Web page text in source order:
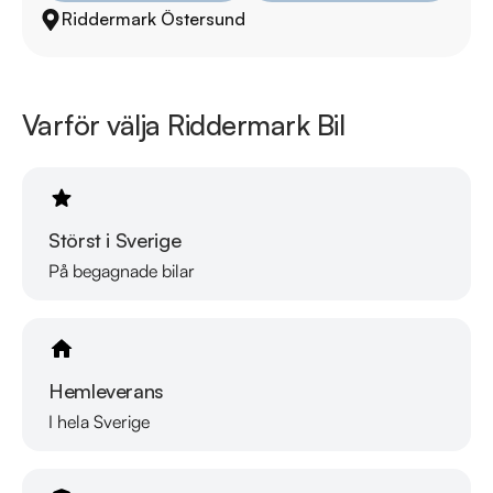
Varför välja Riddermark Bil
Störst i Sverige
På begagnade bilar
Hemleverans
I hela Sverige
Riddermark Östersund